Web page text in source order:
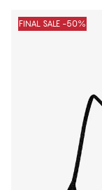
FINAL SALE -50%